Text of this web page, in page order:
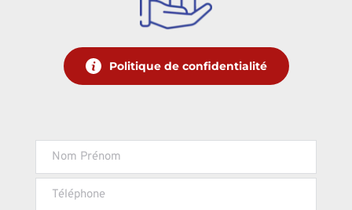
Politique de confidentialité